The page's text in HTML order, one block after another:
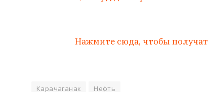
Нажмите сюда, чтобы
Карачаганак Нефть